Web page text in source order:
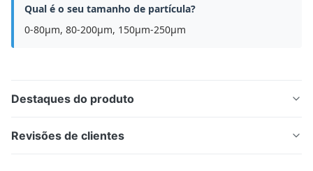
Qual é o seu tamanho de partícula?
0-80μm, 80-200μm, 150μm-250μm
Destaques do produto
impressão digital de transferência de calor Visão geral
Revisões de clientes